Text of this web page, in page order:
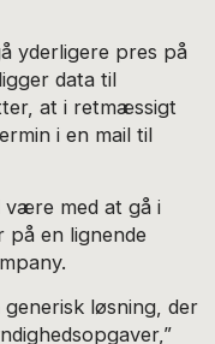
yderligere pres på
data til
at i retmæssigt
i en mail til
være med at gå i
på en lignende
løsning, der